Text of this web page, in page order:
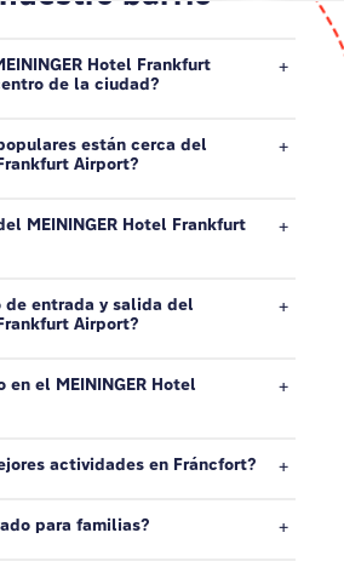
Hotel Frankfurt
de la ciudad?
están cerca del
Airport?
MEININGER Hotel Frankfurt
de entrada y salida del
Airport?
el MEININGER Hotel
actividades en Fráncfort?
para familias?